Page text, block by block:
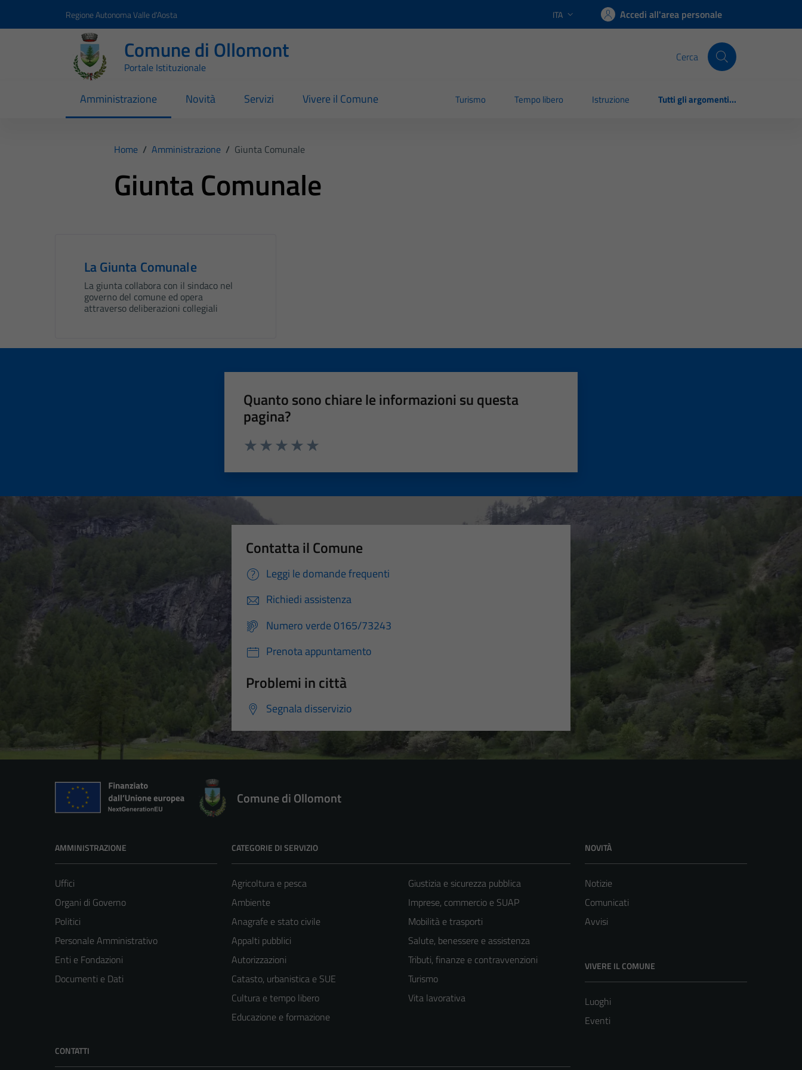
Regione Autonoma Valle d'Aosta Lingua attiva:
ITA Accedi all'area personale
Comune di Ollomont
Portale Istituzionale
Cerca
Amministrazione Novità Servizi Vivere il Comune Turismo Tempo libero Istruzione Tutti gli argomenti...
Home / Amministrazione / Giunta Comunale
Giunta Comunale
La Giunta Comunale
La giunta collabora con il sindaco nel
governo del comune ed opera
attraverso deliberazioni collegiali
Quanto sono chiare le informazioni su questa
pagina?
Contatta il Comune
Leggi le domande frequenti
Richiedi assistenza
Numero verde 0165/73243
Prenota appuntamento
Problemi in città
Segnala disservizio
Comune di Ollomont
AMMINISTRAZIONE
Uffici
Organi di Governo
Politici
Personale Amministrativo
Enti e Fondazioni
Documenti e Dati
CATEGORIE DI SERVIZIO
Agricoltura e pesca
Ambiente
Anagrafe e stato civile
Appalti pubblici
Autorizzazioni
Catasto, urbanistica e SUE
Cultura e tempo libero
Educazione e formazione
Giustizia e sicurezza pubblica
Imprese, commercio e SUAP
Mobilità e trasporti
Salute, benessere e assistenza
Tributi, finanze e contravvenzioni
Turismo
Vita lavorativa
NOVITÀ
Notizie
Comunicati
Avvisi
VIVERE IL COMUNE
Luoghi
Eventi
CONTATTI